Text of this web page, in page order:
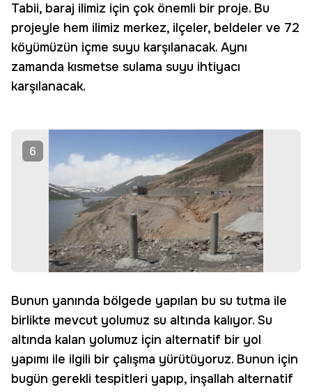
Tabii, baraj ilimiz için çok önemli bir proje. Bu
projeyle hem ilimiz merkez, ilçeler, beldeler ve 72
köyümüzün içme suyu karşılanacak. Aynı
zamanda kısmetse sulama suyu ihtiyacı
karşılanacak.
6
Bunun yanında bölgede yapılan bu su tutma ile
birlikte mevcut yolumuz su altında kalıyor. Su
altında kalan yolumuz için alternatif bir yol
yapımı ile ilgili bir çalışma yürütüyoruz. Bunun için
bugün gerekli tespitleri yapıp, inşallah alternatif